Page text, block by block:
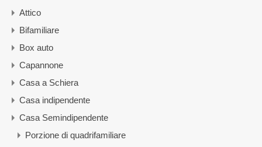
Attico
Bifamiliare
Box auto
Capannone
Casa a Schiera
Casa indipendente
Casa Semindipendente
Porzione di quadrifamiliare